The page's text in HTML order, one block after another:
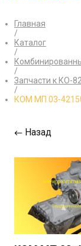
Главная
/
Каталог
/
/
Запчасти к КО-
/
КОМ МП 03-
Назад